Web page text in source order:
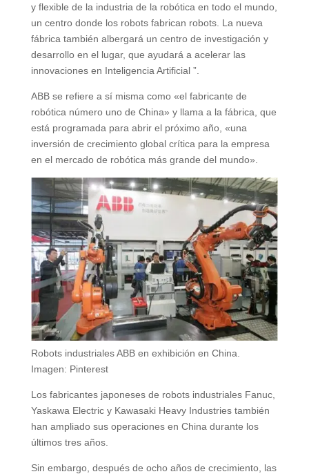
y flexible de la industria de la robótica en todo el mundo,
un centro donde los robots fabrican robots. La nueva
fábrica también albergará un centro de investigación y
desarrollo en el lugar, que ayudará a acelerar las
innovaciones en Inteligencia Artificial ”.
ABB se refiere a sí misma como «el fabricante de
robótica número uno de China» y llama a la fábrica, que
está programada para abrir el próximo año, «una
inversión de crecimiento global crítica para la empresa
en el mercado de robótica más grande del mundo».
Robots industriales ABB en exhibición en China.
Imagen: Pinterest
Los fabricantes japoneses de robots industriales Fanuc,
Yaskawa Electric y Kawasaki Heavy Industries también
han ampliado sus operaciones en China durante los
últimos tres años.
Sin embargo, después de ocho años de crecimiento, las